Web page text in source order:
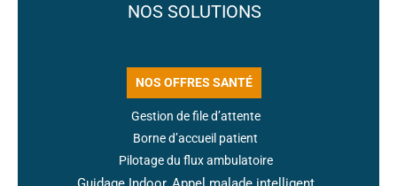
NOS SOLUTIONS
NOS OFFRES SANTÉ
Gestion de file d’attente
Borne d’accueil patient
Pilotage du flux ambulatoire